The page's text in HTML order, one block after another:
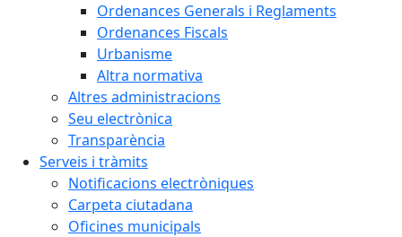
Ordenances Generals i Reglaments
Ordenances Fiscals
Urbanisme
Altra normativa
Altres administracions
Seu electrònica
Transparència
Serveis i tràmits
Notificacions electròniques
Carpeta ciutadana
Oficines municipals